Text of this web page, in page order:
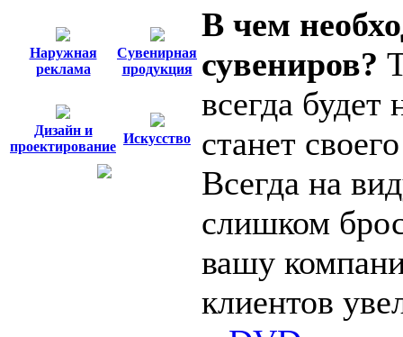
Наружная
реклама
Сувенирная
продукция
Дизайн и
проектирование
Искусство
В чем
сувениров?
всегда
станет
Всегда на
слишком
вашу
клиентов